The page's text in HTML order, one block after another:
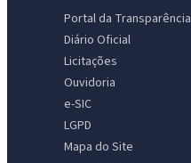
Portal da Transparência
Diário Oficial
Licitações
Ouvidoria
e-SIC
LGPD
Mapa do Site
IntGest AI